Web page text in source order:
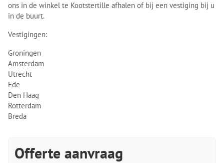
ons in de winkel te Kootstertille afhalen of bij een vestiging bij u
in de buurt.
Vestigingen:
Groningen
Amsterdam
Utrecht
Ede
Den Haag
Rotterdam
Breda
Offerte aanvraag